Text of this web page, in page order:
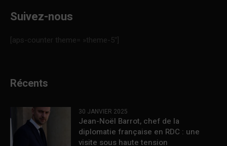
Suivez-nous
[aps-counter theme= »theme-5″]
Récents
30 JANVIER 2025
Jean-Noël Barrot, chef de la
diplomatie française en RDC : une
visite sous haute tension